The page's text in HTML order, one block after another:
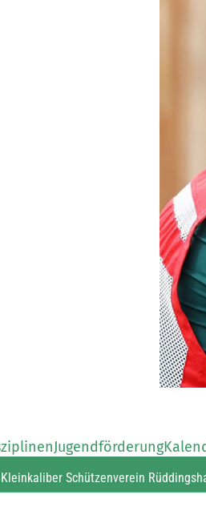
Jugendförderung
Kleinkaliber Schützenverein